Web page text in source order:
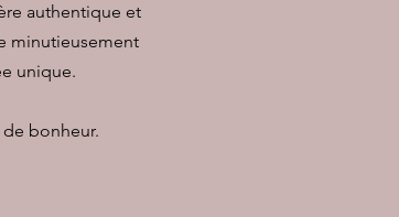
authentique et
minutieusement
unique.
bonheur.